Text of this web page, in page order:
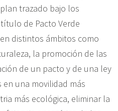
trazado bajo los
de Pacto Verde
distintos ámbitos como
la promoción de las
de un pacto y de una ley
en una movilidad más
más ecológica, eliminar la